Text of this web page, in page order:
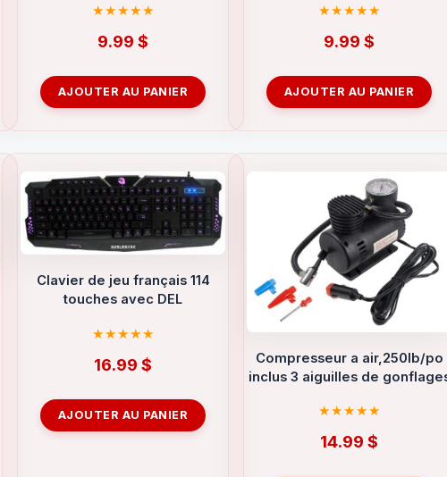
9.99 $
AJOUTER AU PANIER
9.99 $
AJOUTER AU PANIER
Clavier de jeu français 114
touches avec DEL
16.99 $
AJOUTER AU PANIER
Compresseur a air,250lb/po
inclus 3 aiguilles de
14.99 $